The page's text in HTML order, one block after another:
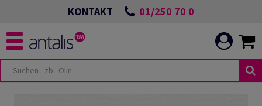
KONTAKT 01/250 70 0